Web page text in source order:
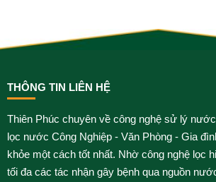
THÔNG TIN LIÊN HỆ
Thiên Phúc chuyên về công nghệ sử lý
lọc nước Công Nghiệp - Văn Phòng - Gia
khỏe một cách tốt nhất. Nhờ công nghệ lọc
tối đa các tác nhận gây bệnh qua nguồn